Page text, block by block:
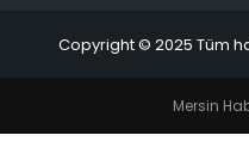
Copyright © 2025 Tüm
Mersin